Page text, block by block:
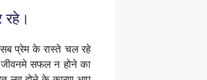
रहे।
प्रेम के रास्ते चल रहे
सफल न होने का